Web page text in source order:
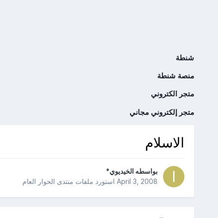
شنطة
منصة شنطة
متجر الكتروني
متجر إلكتروني مجاني
الاسلام
بواسطه الخيديوي*
April 3, 2008استورد ملفات منتدى الحوار العام